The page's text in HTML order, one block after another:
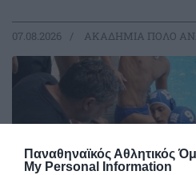
Παναθηναϊκός Αθλητικός
My Personal Information
07.08.2026 ΑΚΑΔΗΜΙΑ ΠΟΛΟ